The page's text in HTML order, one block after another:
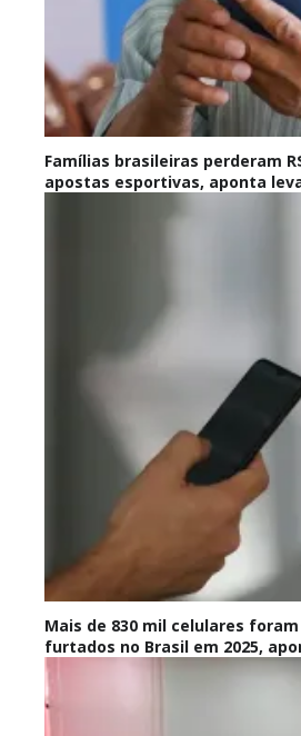
Famílias brasileiras perderam
apostas esportivas, aponta
Mais de 830 mil celulares
furtados no Brasil em 2025,